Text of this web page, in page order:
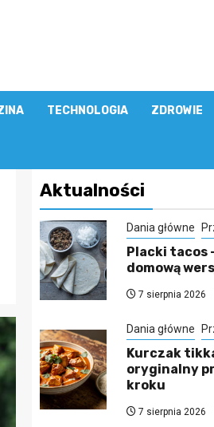
TECHNOLOGIA ZDROWIE
Aktualności
Dania główne
Placki tacos
domową
7 sierpnia 2026
Dania główne
Kurczak
oryginalny
kroku
7 sierpnia 2026